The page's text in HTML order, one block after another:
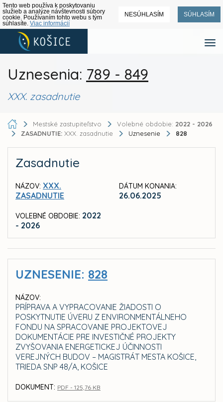
Tento web používa k poskytovaniu
služieb a analýze návštevnosti súbory
cookie. Používaním tohto webu s tým
súhlasíte. Viac informácií
NESÚHLASÍM SÚHLASÍM
Uznesenia: 789 - 849
XXX. zasadnutie
Mestské zastupiteľstvo Volebné obdobie: 2022 - 2026
ZASADNUTIE: XXX. zasadnutie Uznesenie 828
Zasadnutie
NÁZOV: XXX.
ZASADNUTIE
VOLEBNÉ OBDOBIE: 2022
- 2026
DÁTUM KONANIA:
26.06.2025
UZNESENIE: 828
NÁZOV:
PRÍPRAVA A VYPRACOVANIE ŽIADOSTI O
POSKYTNUTIE ÚVERU Z ENVIRONMENTÁLNEHO
FONDU NA SPRACOVANIE PROJEKTOVEJ
DOKUMENTÁCIE PRE INVESTIČNÉ PROJEKTY
ZVYŠOVANIA ENERGETICKEJ ÚČINNOSTI
VEREJNÝCH BUDOV – MAGISTRÁT MESTA KOŠICE,
TRIEDA SNP 48/A, KOŠICE
DOKUMENT: PDF - 125,76 KB